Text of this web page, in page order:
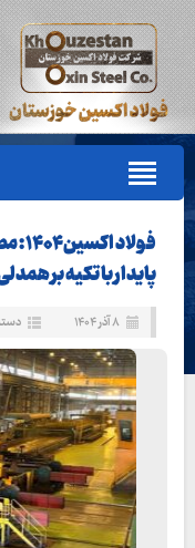
پایدار با تکیه بر
۸ آذر ۱۴۰۴